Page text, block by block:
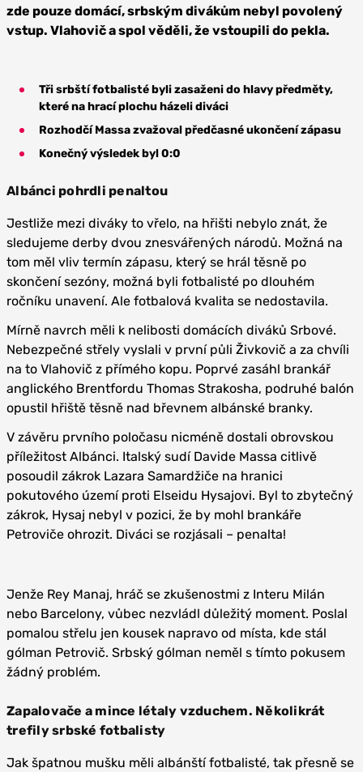
zde pouze domácí, srbským divákům nebyl povolený
vstup. Vlahovič a spol věděli, že vstoupili do pekla.
Tři srbští fotbalisté byli zasaženi do hlavy předměty,
které na hrací plochu házeli diváci
Rozhodčí Massa zvažoval předčasné ukončení zápasu
Konečný výsledek byl 0:0
Albánci pohrdli penaltou
Jestliže mezi diváky to vřelo, na hřišti nebylo znát, že
sledujeme derby dvou znesvářených národů. Možná na
tom měl vliv termín zápasu, který se hrál těsně po
skončení sezóny, možná byli fotbalisté po dlouhém
ročníku unavení. Ale fotbalová kvalita se nedostavila.
Mírně navrch měli k nelibosti domácích diváků Srbové.
Nebezpečné střely vyslali v první půli Živkovič a za chvíli
na to Vlahovič z přímého kopu. Poprvé zasáhl brankář
anglického Brentfordu Thomas Strakosha, podruhé balón
opustil hřiště těsně nad břevnem albánské branky.
V závěru prvního poločasu nicméně dostali obrovskou
příležitost Albánci. Italský sudí Davide Massa citlivě
posoudil zákrok Lazara Samardžiče na hranici
pokutového území proti Elseidu Hysajovi. Byl to zbytečný
zákrok, Hysaj nebyl v pozici, že by mohl brankáře
Petroviče ohrozit. Diváci se rozjásali – penalta!
Jenže Rey Manaj, hráč se zkušenostmi z Interu Milán
nebo Barcelony, vůbec nezvládl důležitý moment. Poslal
pomalou střelu jen kousek napravo od místa, kde stál
gólman Petrovič. Srbský gólman neměl s tímto pokusem
žádný problém.
Zapalovače a mince létaly vzduchem. Několikrát
trefily srbské fotbalisty
Jak špatnou mušku měli albánští fotbalisté, tak přesně se